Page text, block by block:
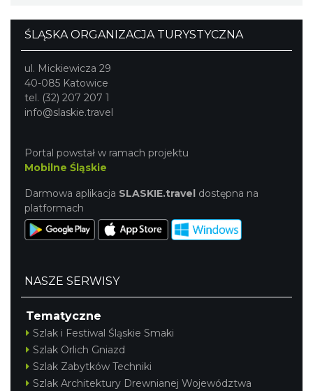
ŚLĄSKA ORGANIZACJA TURYSTYCZNA
ul. Mickiewicza 29
40-085 Katowice
tel. (32) 207 207 1
info@slaskie.travel
Portal powstał w ramach projektu
Mobilne Śląskie
Darmowa aplikacja SLASKIE.travel dostępna na
platformach
NASZE SERWISY
Tematyczne
Szlak i Festiwal Śląskie Smaki
Szlak Orlich Gniazd
Szlak Zabytków Techniki
Szlak Architektury Drewnianej Województwa